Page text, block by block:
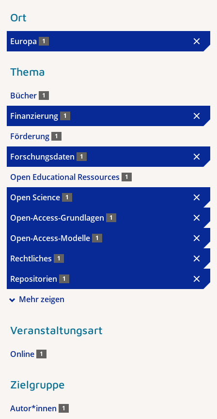
Ort
Europa 1
Thema
Bücher 1
Finanzierung 1
Förderung 1
Forschungsdaten 1
Open Educational Ressources 1
Open Science 1
Open-Access-Grundlagen 1
Open-Access-Modelle 1
Rechtliches 1
Repositorien 1
Mehr zeigen
Veranstaltungsart
Online 1
Zielgruppe
Autor*innen 1